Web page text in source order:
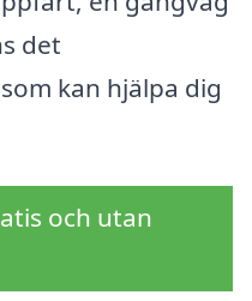
det
kan hjälpa dig
och utan